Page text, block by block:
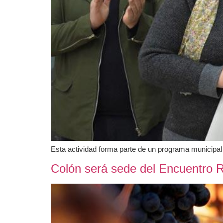
Esta actividad forma parte de un programa
Colón será sede del Encuentro